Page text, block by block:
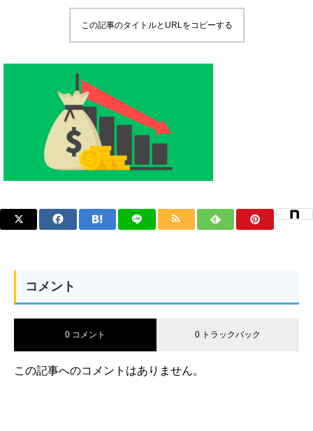
この記事のタイトルとURLをコピーする
コメント
0 コメント 0 トラックバック
この記事へのコメントはありません。